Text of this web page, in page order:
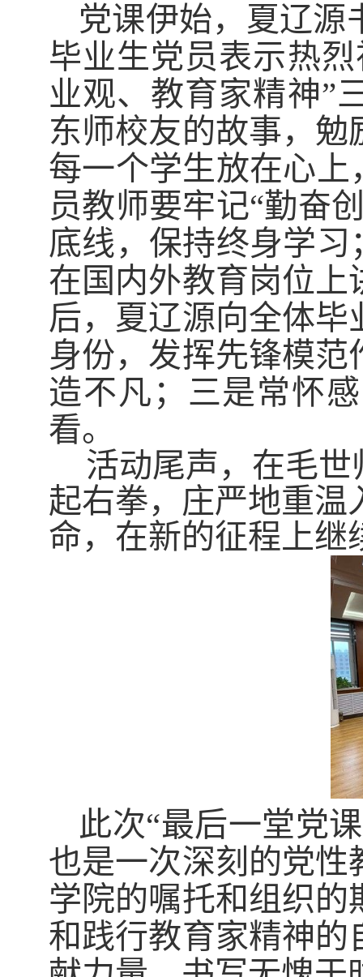
党课伊始，夏辽源
毕业生党员表示热
业观、教育家精神”
东师校友的故事，
每一个学生放在心上
员教师要牢记“勤奋
底线，保持终身学习
在国内外教育岗位
后，夏辽源向全体
身份，发挥先锋模
造不凡；三是常怀
看。
活动尾声，在毛
起右拳，庄严地重温
命，在新的征程上继
此次“最后一堂党
也是一次深刻的党
学院的嘱托和组织
和践行教育家精神